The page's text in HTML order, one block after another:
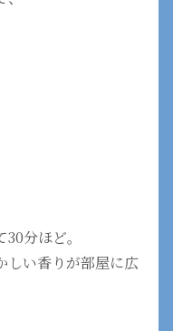
分ほど。
しい香りが部屋に広